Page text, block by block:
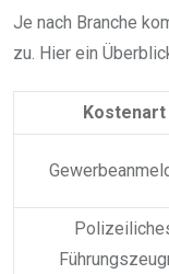
Je nach Branche
zu. Hier ein
Kostenart